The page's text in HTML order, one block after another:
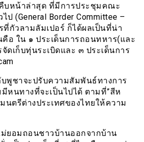
บหน้าล่าสุด ที่มีการประชุมคณะ
(General Border Committee –
ที่กัวลามลัมเปอร์ ก็ได้ผลเป็นที่น่า
อ ใน ๑ ประเด็นการถอนทหาร(และ
ดเก็บทุ่นระเบิดและ ๓ ประเด็นการ
พูชาจะปรับความสัมพันธ์ทางการ
หนทางที่จะเป็นไปได้ ตามที่”สีห
นตรีต่างประเทศของไทยให้ความ
ยอมถอนชาวบ้านออกจากบ้าน